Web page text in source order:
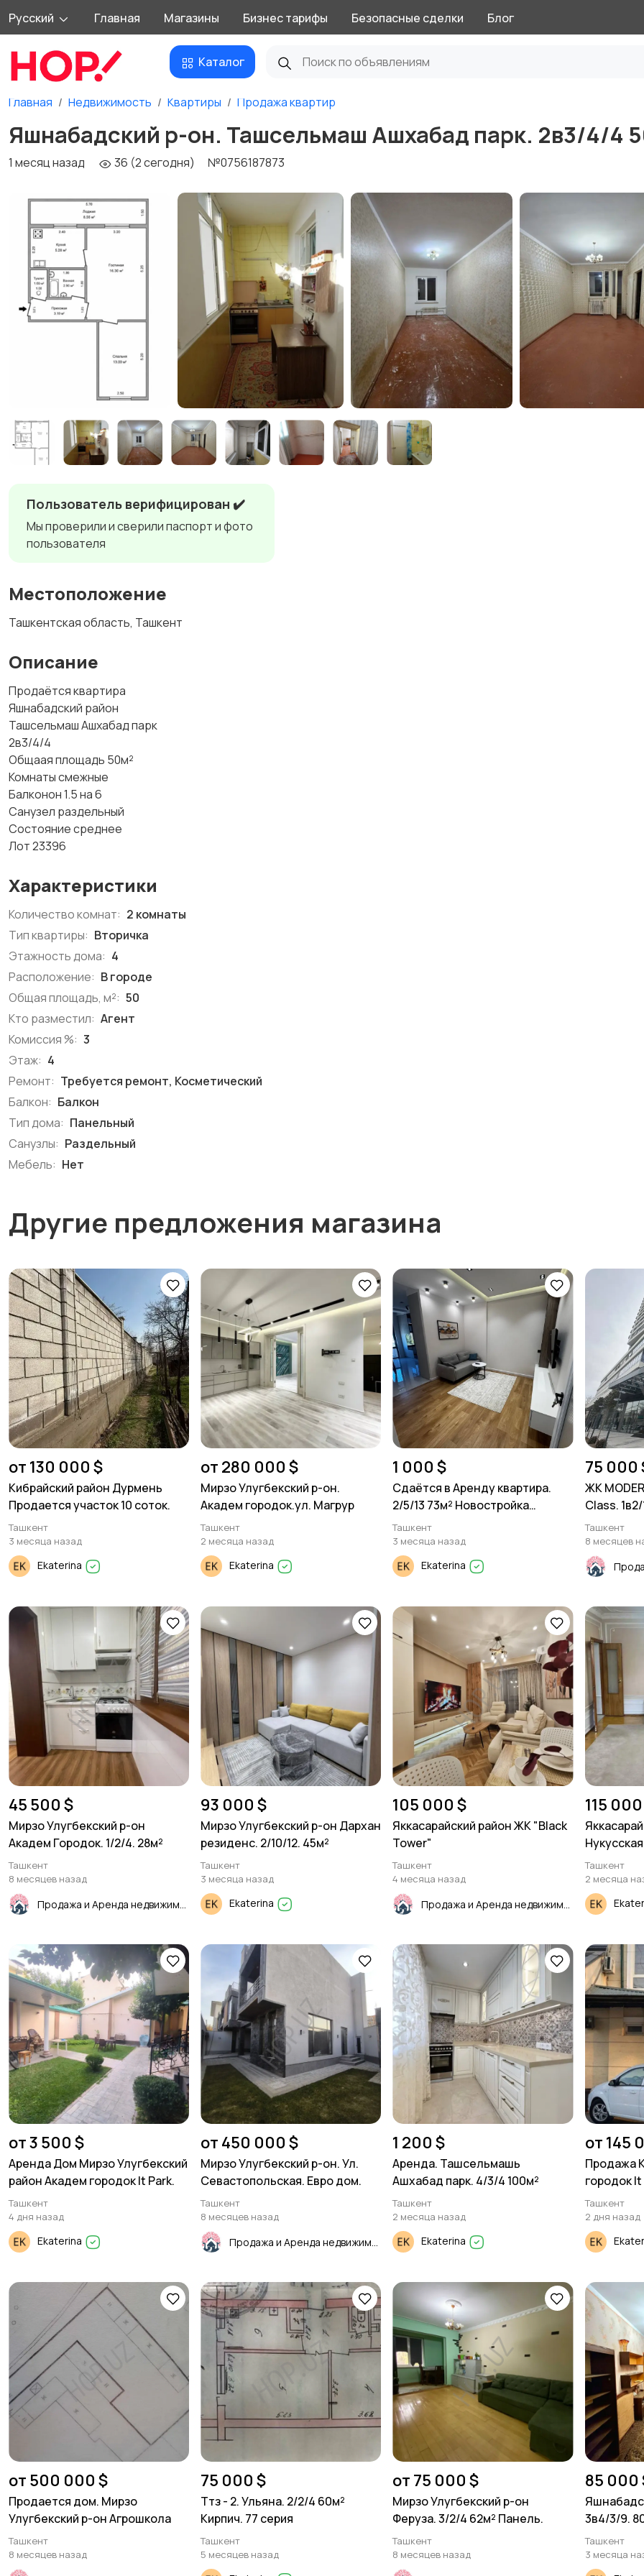
Русский Главная Магазины Бизнес тарифы Безопасные сделки Блог
Каталог
Главная Недвижимость Квартиры Продажа квартир
Яшнабадский р-он. Ташсельмаш Ашхабад парк. 2в3/4/4
1 месяц назад 36 (2 сегодня) №0756187873
Пользователь верифицирован ✔️
Мы проверили и сверили паспорт и фото
пользователя
Местоположение
Ташкентская область, Ташкент
Описание
Продаётся квартира
Яшнабадский район
Ташсельмаш Ашхабад парк
2в3/4/4
Общаая площадь 50м²
Комнаты смежные
Балконон 1.5 на 6
Санузел раздельный
Состояние среднее
Лот 23396
Характеристики
Количество комнат: 2 комнаты
Тип квартиры: Вторичка
Этажность дома: 4
Расположение: В городе
Общая площадь, м²: 50
Кто разместил: Агент
Комиссия %: 3
Этаж: 4
Ремонт: Требуется ремонт, Косметический
Балкон: Балкон
Тип дома: Панельный
Санузлы: Раздельный
Мебель: Нет
Другие предложения магазина
от 130 000 $
Кибрайский район Дурмень
Продается участок 10 соток.
Ташкент
3 месяца назад
Ekaterina
от 280 000 $
Мирзо Улугбекский р-он.
Академ городок.ул. Магрур
Ташкент
2 месяца назад
Ekaterina
1 000 $
Сдаётся в Аренду квартира.
2/5/13 73м² Новостройка
Караван Авеню.
Ташкент
3 месяца назад
Ekaterina
75 000
ЖК
Class.
Ташкент
8 месяцев
45 500 $
Мирзо Улугбекский р-он
Академ Городок. 1/2/4. 28м²
Ташкент
8 месяцев назад
93 000 $
Мирзо Улугбекский р-он Дархан
резиденс. 2/10/12. 45м²
Ташкент
3 месяца назад
Ekaterina
105 000 $
Яккасарайский район ЖК "Black
Tower"
Ташкент
4 месяца назад
115
Ташкент
2 месяца
от 3 500 $
Аренда Дом Мирзо Улугбекский
район Академ городок It Park.
Ташкент
4 дня назад
Ekaterina
от 450 000 $
Мирзо Улугбекский р-он. Ул.
Севастопольская. Евро дом.
Ташкент
8 месяцев назад
1 200 $
Аренда. Ташсельмашь
Ашхабад парк. 4/3/4 100м²
Ташкент
2 месяца назад
Ekaterina
от 145
Продажа
городок It
Ташкент
2 дня назад
от 500 000 $
Продается дом. Мирзо
Улугбекский р-он Агрошкола
Ташкент
8 месяцев назад
75 000 $
Ттз - 2. Ульяна. 2/2/4 60м²
Кирпич. 77 серия
Ташкент
5 месяцев назад
от 75 000 $
Мирзо Улугбекский р-он
Феруза. 3/2/4 62м² Панель.
Ташкент
8 месяцев назад
85 000
3в4/3/9.
Ташкент
3 месяца